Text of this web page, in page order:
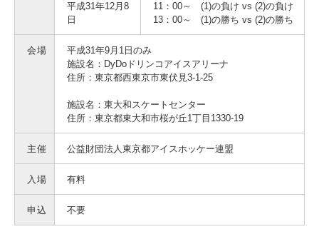
3. #KUTE VOICE エンジニアリーダーたちの声
4. 航空理工学専攻特設サイト
5. 遠隔授業リンク集
6. 寄付・ご支援
平成31年12月8
日
11：00～ (1)の負け vs (2)の負け
13：00～ (1)の勝ち vs (2)の勝ち
会場
平成31年9月1日のみ
施設名：DyDoドリンコアイスアリーナ
住所：東京都西東京市東伏見3-1-25
施設名：東大和スケートセンター
住所：東京都東大和市桜が丘1丁目1330-19
主催 公益財団法人東京都アイスホッケー連盟
入場 有料
申込 不要